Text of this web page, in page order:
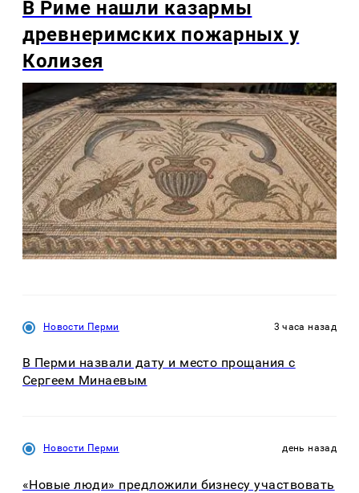
В Риме нашли казармы
древнеримских пожарных у
Колизея
Новости Перми 3 часа назад
В Перми назвали дату и место прощания с
Сергеем Минаевым
Новости Перми день назад
«Новые люди» предложили бизнесу участвовать